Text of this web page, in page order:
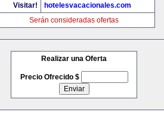
Visitar!
hotelesvacacionales.com
Serán consideradas ofertas
Realizar una Oferta
Precio Ofrecido $